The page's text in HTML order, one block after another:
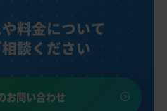
料金について
談ください
お問い合わせ